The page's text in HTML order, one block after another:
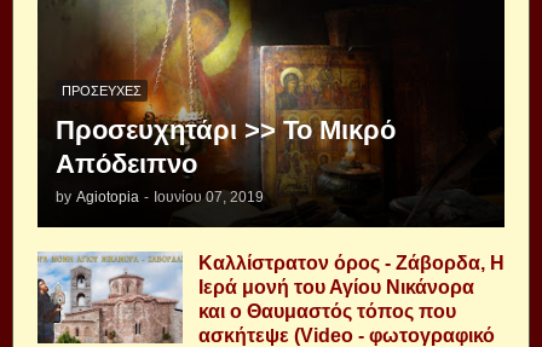
ΠΡΟΣΕΥΧΈΣ
Προσευχητάρι >> Το Μικρό
Απόδειπνο
by Agiotopia - Ιουνίου 07, 2019
Καλλίστρατον όρος - Ζάβορδα, Η
Ιερά μονή του Αγίου Νικάνορα
και ο Θαυμαστός τόπος που
ασκήτεψε (Video - φωτογραφικό